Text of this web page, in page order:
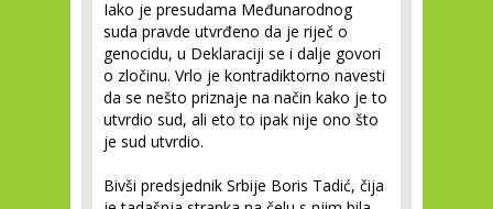
Iako je presudama Međunarodnog
suda pravde utvrđeno da je riječ o
genocidu, u Deklaraciji se i dalje govori
o zločinu. Vrlo je kontradiktorno navesti
da se nešto priznaje na način kako je to
utvrdio sud, ali eto to ipak nije ono što
je sud utvrdio.
Bivši predsjednik Srbije Boris Tadić, čija